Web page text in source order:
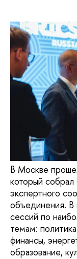
В Москве
который
экспертного
объединения.
сессий по
темам:
финансы,
образование,